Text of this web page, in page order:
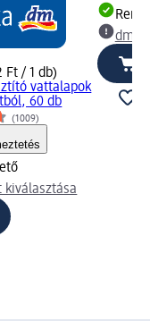
Ft / 1 db)
vattalapok
60 db
(1009)
kiválasztása
dm